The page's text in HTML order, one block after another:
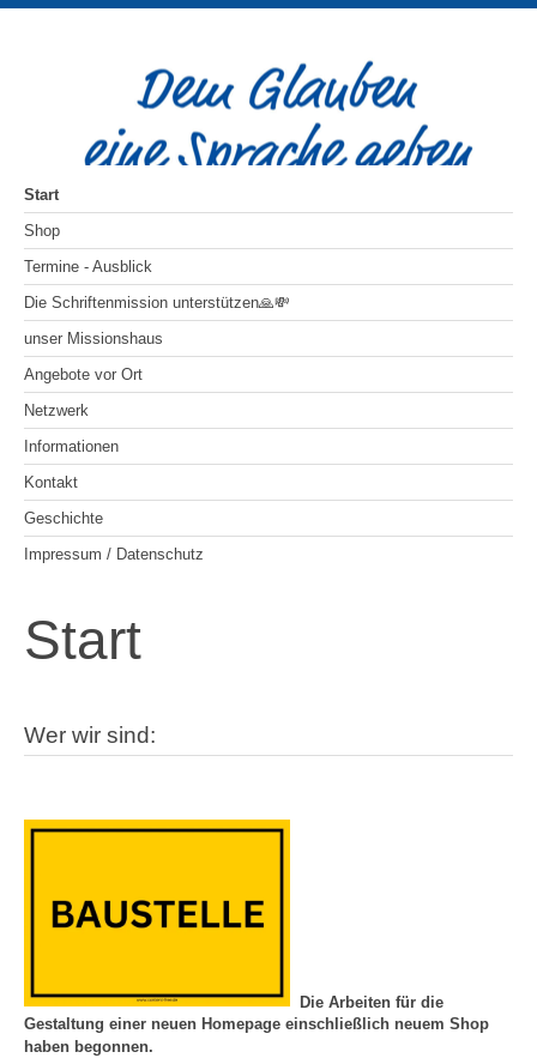
Start
Shop
Termine - Ausblick
Die Schriftenmission unterstützen🙏💸
unser Missionshaus
Angebote vor Ort
Netzwerk
Informationen
Kontakt
Geschichte
Impressum / Datenschutz
Start
Wer wir sind:
Die Arbeiten für die
Gestaltung einer neuen Homepage einschließlich neuem Shop
haben begonnen.